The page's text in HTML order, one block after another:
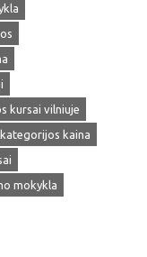
kursai vilniuje
kaina
mokykla